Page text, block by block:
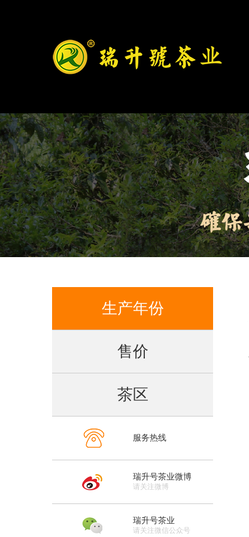
生产年份
售价
茶区
服务热线
瑞升号茶业微博
请关注微博
瑞升号茶业
请关注微信公众号